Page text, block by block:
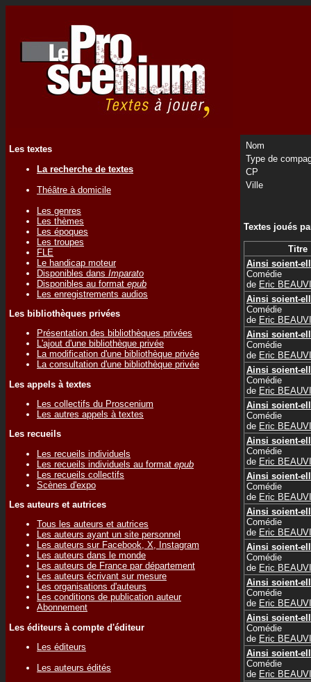
Les textes
La recherche de textes
Théâtre à domicile
Les genres
Les thèmes
Les époques
Les troupes
FLE
Le handicap moteur
Disponibles dans Imparato
Disponibles au format epub
Les enregistrements audios
Les bibliothèques privées
Présentation des bibliothèques privées
L'ajout d'une bibliothèque privée
La modification d'une bibliothèque privée
La consultation d'une bibliothèque privée
Les appels à textes
Les collectifs du Proscenium
Les autres appels à textes
Les recueils
Les recueils individuels
Les recueils individuels au format epub
Les recueils collectifs
Scènes d'expo
Les auteurs et autrices
Tous les auteurs et autrices
Les auteurs ayant un site personnel
Les auteurs sur Facebook, X, Instagram
Les auteurs dans le monde
Les auteurs de France par département
Les auteurs écrivant sur mesure
Les organisations d'auteurs
Les conditions de publication auteur
Abonnement
Les éditeurs à compte d'éditeur
Les éditeurs
Les auteurs édités
Nom
Type de
CP
Ville
Textes joués
Titre
Ainsi soient-
Comédie
de Eric
Ainsi soient-
Comédie
de Eric
Ainsi soient-
Comédie
de Eric
Ainsi soient-
Comédie
de Eric
Ainsi soient-
Comédie
de Eric
Ainsi soient-
Comédie
de Eric
Ainsi soient-
Comédie
de Eric
Ainsi soient-
Comédie
de Eric
Ainsi soient-
Comédie
de Eric
Ainsi soient-
Comédie
de Eric
Ainsi soient-
Comédie
de Eric
Ainsi soient-
Comédie
de Eric